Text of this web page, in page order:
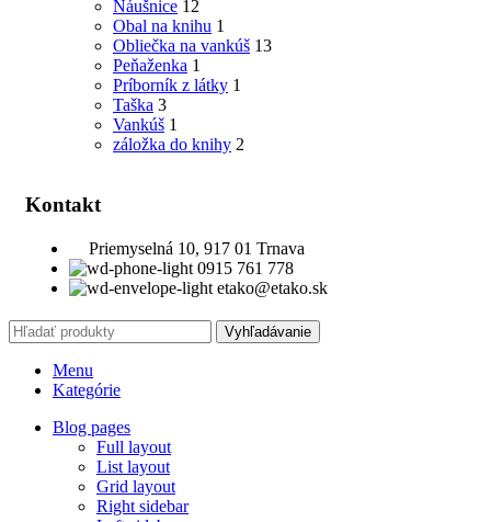
Náušnice 12
Obal na knihu 1
Obliečka na vankúš 13
Peňaženka 1
Príborník z látky 1
Taška 3
Vankúš 1
záložka do knihy 2
Kontakt
Priemyselná 10, 917 01 Trnava
0915 761 778
etako@etako.sk
Vyhľadávanie
Menu
Kategórie
Blog pages
Full layout
List layout
Grid layout
Right sidebar